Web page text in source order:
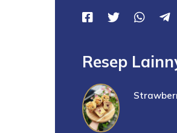
Resep